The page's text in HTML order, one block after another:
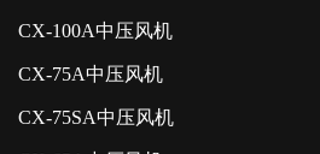
CX-100A中压风机
CX-75A中压风机
CX-75SA中压风机